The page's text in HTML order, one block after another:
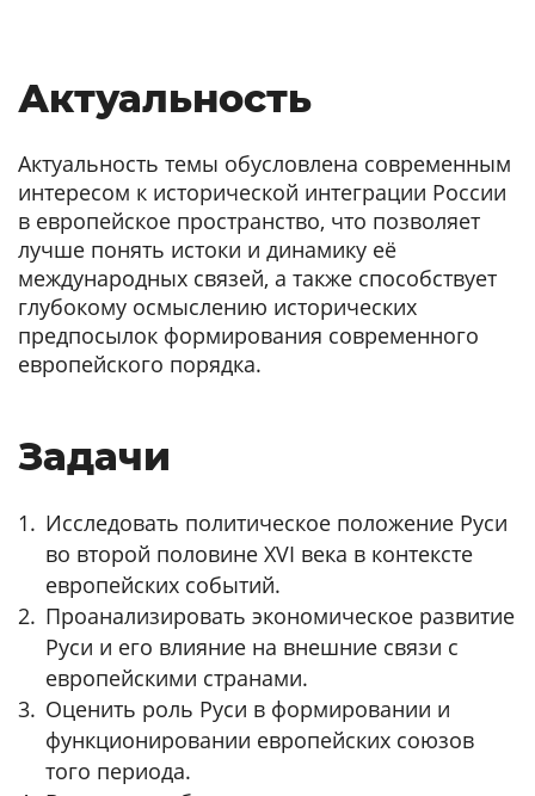
Актуальность
Актуальность темы обусловлена современным
интересом к исторической интеграции России
в европейское пространство, что позволяет
лучше понять истоки и динамику её
международных связей, а также способствует
глубокому осмыслению исторических
предпосылок формирования современного
европейского порядка.
Задачи
Исследовать политическое положение Руси
во второй половине XVI века в контексте
европейских событий.
Проанализировать экономическое развитие
Руси и его влияние на внешние связи с
европейскими странами.
Оценить роль Руси в формировании и
функционировании европейских союзов
того периода.